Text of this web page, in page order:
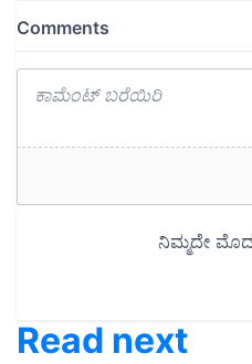
Read next